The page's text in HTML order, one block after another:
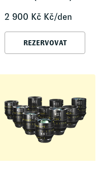
2 900 Kč Kč/den
REZERVOVAT